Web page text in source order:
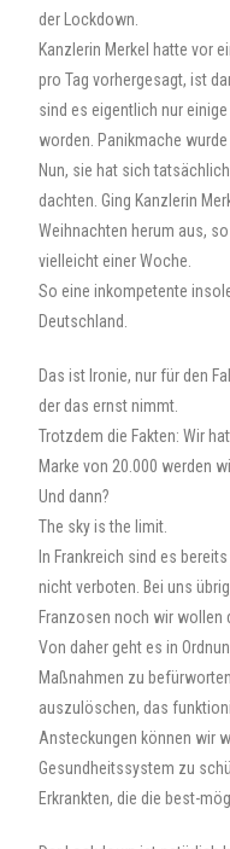
der Lockdown.
Kanzlerin Merkel hatte vor
pro Tag vorhergesagt, ist
sind es eigentlich nur
worden. Panikmache
Nun, sie hat sich
dachten. Ging Kanzlerin
Weihnachten herum aus,
vielleicht einer Woche.
So eine inkompetente
Deutschland.
Das ist Ironie, nur für den
der das ernst nimmt.
Trotzdem die Fakten: Wir
Marke von 20.000 werden
Und dann?
The sky is the limit.
In Frankreich sind es
nicht verboten. Bei uns
Franzosen noch wir wollen
Von daher geht es in
Maßnahmen zu
auszulöschen, das
Ansteckungen können wir
Gesundheitssystem zu
Erkrankten, die die best-